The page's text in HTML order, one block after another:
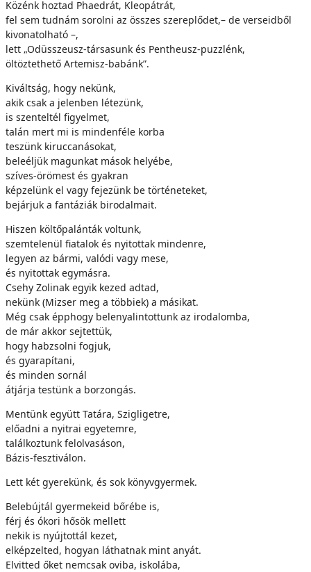
Közénk hoztad Phaedrát, Kleopátrát,
fel sem tudnám sorolni az összes szereplődet,– de verseidből
kivonatolható –,
lett „Odüsszeusz-társasunk és Pentheusz-puzzlénk,
öltöztethető Artemisz-babánk”.
Kiváltság, hogy nekünk,
akik csak a jelenben létezünk,
is szenteltél figyelmet,
talán mert mi is mindenféle korba
teszünk kiruccanásokat,
beleéljük magunkat mások helyébe,
szíves-örömest és gyakran
képzelünk el vagy fejezünk be történeteket,
bejárjuk a fantáziák birodalmait.
Hiszen költőpalánták voltunk,
szemtelenül fiatalok és nyitottak mindenre,
legyen az bármi, valódi vagy mese,
és nyitottak egymásra.
Csehy Zolinak egyik kezed adtad,
nekünk (Mizser meg a többiek) a másikat.
Még csak épphogy belenyalintottunk az irodalomba,
de már akkor sejtettük,
hogy habzsolni fogjuk,
és gyarapítani,
és minden sornál
átjárja testünk a borzongás.
Mentünk együtt Tatára, Szigligetre,
előadni a nyitrai egyetemre,
találkoztunk felolvasáson,
Bázis-fesztiválon.
Lett két gyerekünk, és sok könyvgyermek.
Belebújtál gyermekeid bőrébe is,
férj és ókori hősök mellett
nekik is nyújtottál kezet,
elképzelted, hogyan láthatnak mint anyát.
Elvitted őket nemcsak oviba, iskolába,